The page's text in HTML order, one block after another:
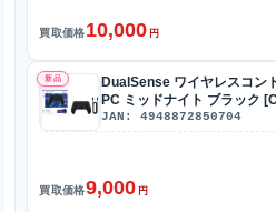
買取価格10,000 円
新品
DualSense ワイヤレスコン
PC ミッドナイト ブラック
JAN: 4948872850704
買取価格9,000 円